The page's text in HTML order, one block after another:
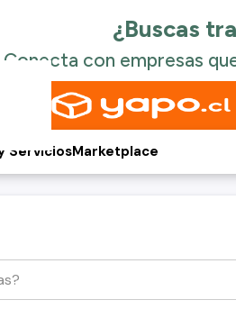
ServiciosMarketplace